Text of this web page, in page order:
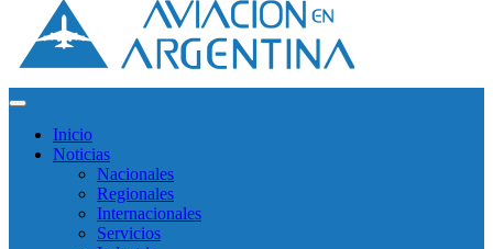
Inicio
Noticias
Nacionales
Regionales
Internacionales
Servicios